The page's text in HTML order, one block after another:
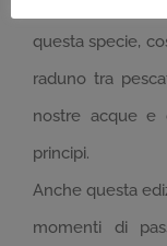
questa specie,
raduno tra
nostre acque e
principi.
Anche questa
momenti di